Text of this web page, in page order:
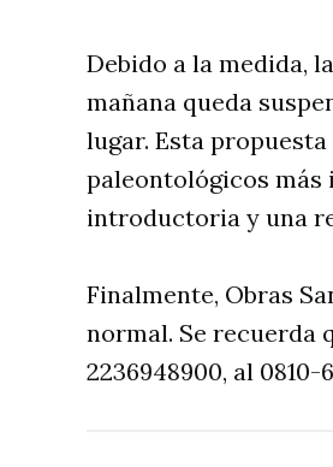
Debido a la medida,
mañana queda
lugar. Esta
paleontológicos más
introductoria y una
Finalmente, Obras
normal. Se recuerda
2236948900, al